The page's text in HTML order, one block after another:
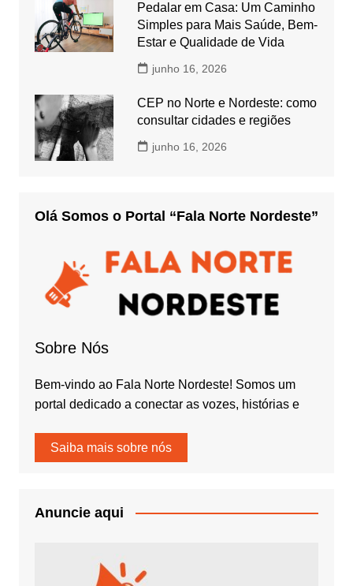
Pedalar em Casa: Um Caminho
Simples para Mais Saúde, Bem-
Estar e Qualidade de Vida
junho 16, 2026
CEP no Norte e Nordeste: como
consultar cidades e regiões
junho 16, 2026
Olá Somos o Portal “Fala Norte Nordeste”
Sobre Nós
Bem-vindo ao Fala Norte Nordeste! Somos um
portal dedicado a conectar as vozes, histórias e
Saiba mais sobre nós
Anuncie aqui